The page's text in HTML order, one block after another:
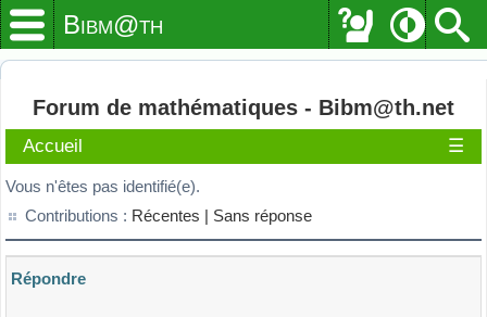
Bibm@th
Forum de mathématiques - Bibm@th.net
Accueil ☰
Vous n'êtes pas identifié(e).
Contributions : Récentes | Sans réponse
Répondre
Veuillez composer votre message et l'envoyer